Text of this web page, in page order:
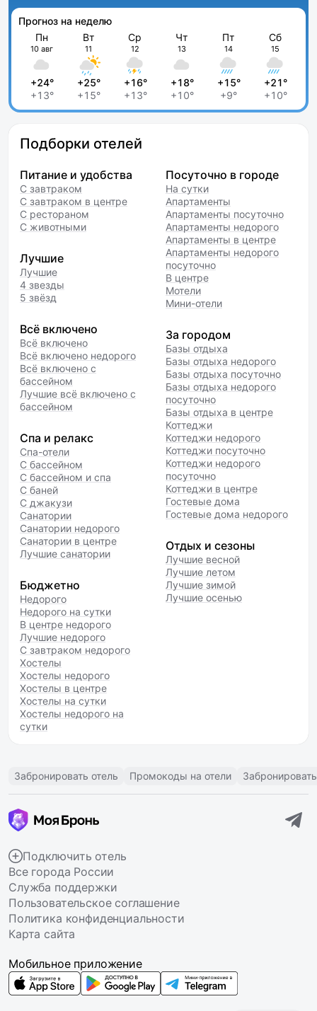
Прогноз на неделю
Пн
10 авг
+24°
+13°
Вт
11
+25°
+15°
Ср
12
+16°
+13°
Чт
13
+18°
+10°
Пт
14
+15°
+9°
Сб
15
+21°
+10°
Подборки отелей
Питание и удобства
С завтраком
С завтраком в центре
С рестораном
С животными
Лучшие
Лучшие
4 звезды
5 звёзд
Всё включено
Всё включено
Всё включено недорого
Всё включено с
бассейном
Лучшие всё включено с
бассейном
Спа и релакс
Спа-отели
С бассейном
С бассейном и спа
С баней
С джакузи
Санатории
Санатории недорого
Санатории в центре
Лучшие санатории
Бюджетно
Недорого
Недорого на сутки
В центре недорого
Лучшие недорого
С завтраком недорого
Хостелы
Хостелы недорого
Хостелы в центре
Хостелы на сутки
Хостелы недорого на
сутки
Посуточно в городе
На сутки
Апартаменты
Апартаменты посуточно
Апартаменты недорого
Апартаменты в центре
Апартаменты недорого
посуточно
В центре
Мотели
Мини-отели
За городом
Базы отдыха
Базы отдыха недорого
Базы отдыха посуточно
Базы отдыха недорого
посуточно
Базы отдыха в центре
Коттеджи
Коттеджи недорого
Коттеджи посуточно
Коттеджи недорого
посуточно
Коттеджи в центре
Гостевые дома
Гостевые дома недорого
Отдых и сезоны
Лучшие весной
Лучшие летом
Лучшие зимой
Лучшие осенью
Забронировать отель Промокоды на отели
Подключить отель
Все города России
Служба поддержки
Пользовательское соглашение
Политика конфиденциальности
Карта сайта
Мобильное приложение